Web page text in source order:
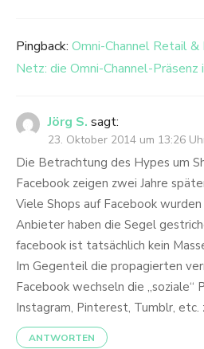
Pingback: Omni-Channel Retail
Netz: die Omni-Channel-Präsenz
Jörg S. sagt:
23. Oktober 2014 um 13:26
Die Betrachtung des Hypes um
Facebook zeigen zwei Jahre
Viele Shops auf Facebook
Anbieter haben die Segel
facebook ist tatsächlich kein
Im Gegenteil die propagierten
Facebook wechseln die „soziale“
Instagram, Pinterest, Tumblr, etc.
ANTWORTEN